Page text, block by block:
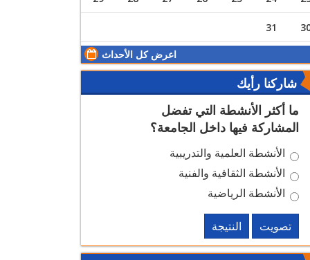
31
اعرض كل الأحداث
شاركنا رأيك
ما أكثر الأنشطة التي تفضل
المشاركة فيها داخل الجامعة؟
الأنشطة العلمية والتدريبية
الأنشطة الثقافية والفنية
الأنشطة الرياضية
تصويت النتيجة